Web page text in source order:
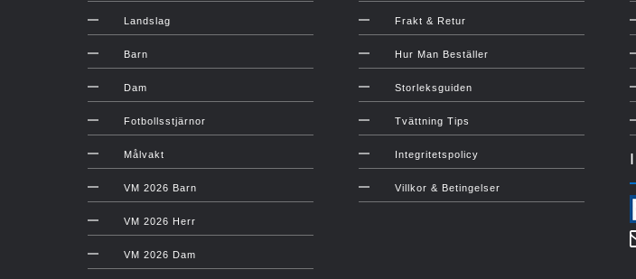
Landslag
Barn
Dam
Fotbollsstjärnor
Målvakt
VM 2026 Barn
VM 2026 Herr
VM 2026 Dam
Frakt & Retur
Hur Man Beställer
Storleksguiden
Tvättning Tips
Integritetspolicy
Villkor & Betingelser